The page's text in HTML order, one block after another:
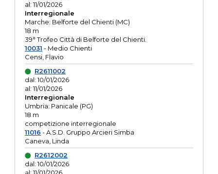
al: 11/01/2026
Interregionale
Marche: Belforte del Chienti (MC)
18 m
39° Trofeo Città di Belforte del Chienti.
10031 - Medio Chienti
Censi, Flavio
R2611002
dal: 10/01/2026
al: 11/01/2026
Interregionale
Umbria: Panicale (PG)
18 m
competizione interregionale
11016 - A.S.D. Gruppo Arcieri Simba
Caneva, Linda
R2612002
dal: 10/01/2026